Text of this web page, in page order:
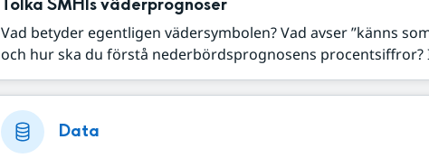
Tolka SMHIs väderprognoser
Vad betyder egentligen vädersymbolen? Vad avser ”känns
och hur ska du förstå nederbördsprognosens procentsiffror?
Data